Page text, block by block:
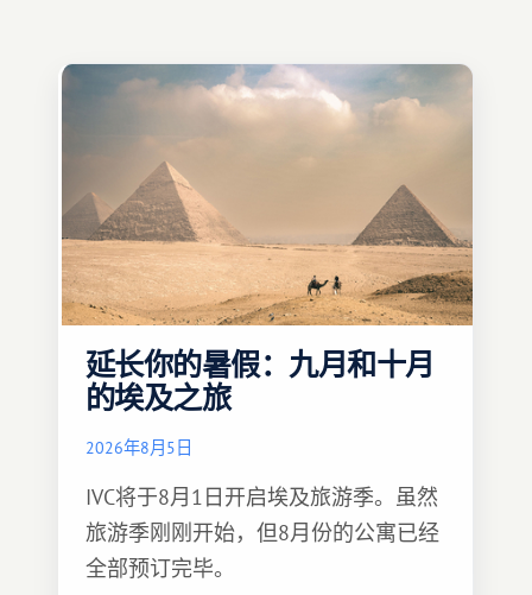
延长你的暑假：九月和十月
的埃及之旅
2026年8月5日
IVC将于8月1日开启埃及旅游季。虽然
旅游季刚刚开始，但8月份的公寓已经
全部预订完毕。